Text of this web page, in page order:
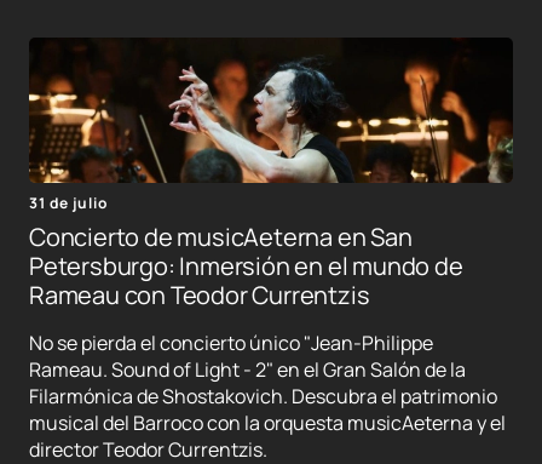
31 de julio
Concierto de musicAeterna en San
Petersburgo: Inmersión en el mundo de
Rameau con Teodor Currentzis
No se pierda el concierto único "Jean-Philippe
Rameau. Sound of Light - 2" en el Gran Salón de la
Filarmónica de Shostakovich. Descubra el patrimonio
musical del Barroco con la orquesta musicAeterna y el
director Teodor Currentzis.